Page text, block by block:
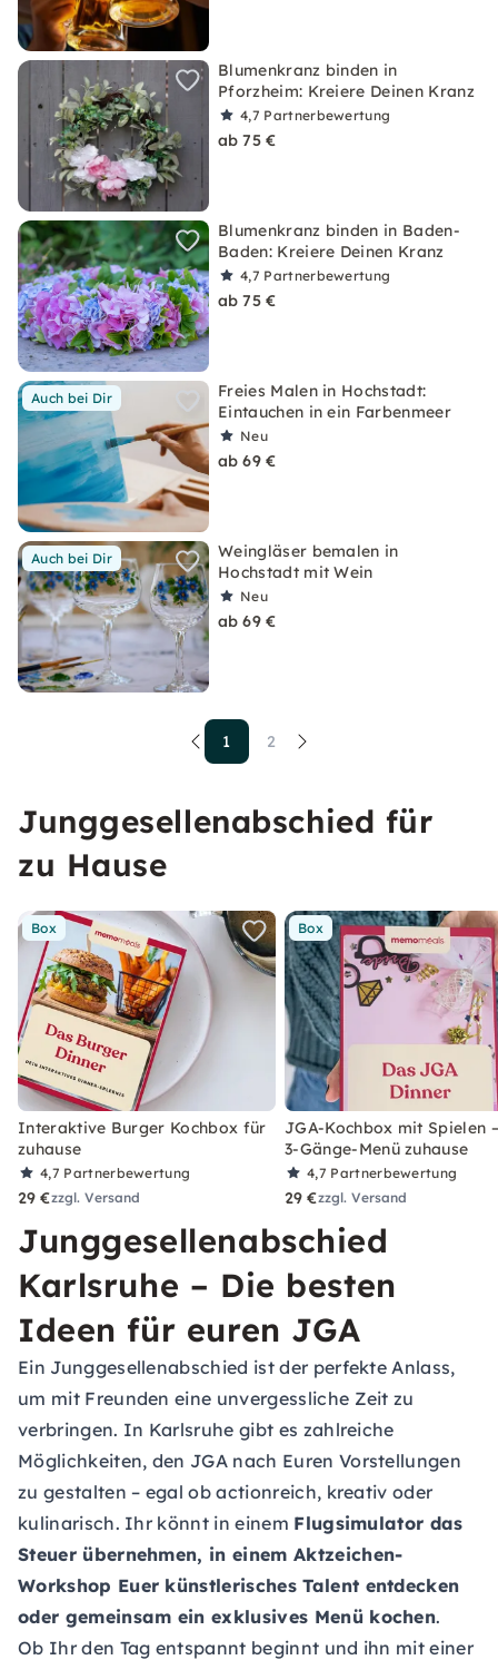
Blumenkranz binden in
Pforzheim: Kreiere Deinen Kranz
4,7 Partnerbewertung
ab 75 €
Blumenkranz binden in Baden-
Baden: Kreiere Deinen Kranz
4,7 Partnerbewertung
ab 75 €
Auch bei Dir
Freies Malen in Hochstadt:
Eintauchen in ein Farbenmeer
Neu
ab 69 €
Auch bei Dir
Weingläser bemalen in
Hochstadt mit Wein
Neu
ab 69 €
1 2
Junggesellenabschied für
zu Hause
Box
Interaktive Burger Kochbox für
zuhause
4,7 Partnerbewertung
29 €zzgl. Versand
Box
JGA-Kochbox mit Spielen
3-Gänge-Menü zuhause
4,7 Partnerbewertung
29 €zzgl. Versand
Junggesellenabschied
Karlsruhe – Die besten
Ideen für euren JGA
Ein Junggesellenabschied ist der perfekte Anlass,
um mit Freunden eine unvergessliche Zeit zu
verbringen. In Karlsruhe gibt es zahlreiche
Möglichkeiten, den JGA nach Euren Vorstellungen
zu gestalten – egal ob actionreich, kreativ oder
kulinarisch. Ihr könnt in einem Flugsimulator das
Steuer übernehmen, in einem Aktzeichen-
Workshop Euer künstlerisches Talent entdecken
oder gemeinsam ein exklusives Menü kochen.
Ob Ihr den Tag entspannt beginnt und ihn mit einer